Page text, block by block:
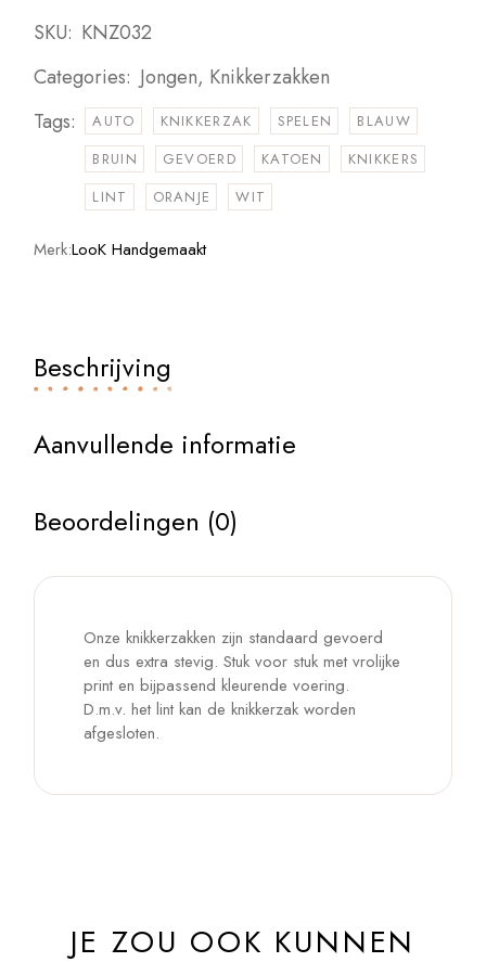
SKU: KNZ032
Categories: Jongen, Knikkerzakken
Tags:
AUTO KNIKKERZAK SPELEN
BLAUW
BRUIN
GEVOERD KATOEN
KNIKKERS
LINT
ORANJE WIT
Merk:LooK Handgemaakt
Beschrijving
Aanvullende informatie
Beoordelingen (0)
Onze knikkerzakken zijn standaard gevoerd
en dus extra stevig. Stuk voor stuk met vrolijke
print en bijpassend kleurende voering.
D.m.v. het lint kan de knikkerzak worden
afgesloten.
JE ZOU OOK KUNNEN